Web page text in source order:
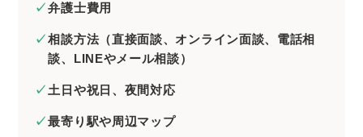
弁護士費用
相談方法（直接面談、オンライン面談、電話相
談、LINEやメール相談）
土日や祝日、夜間対応
最寄り駅や周辺マップ